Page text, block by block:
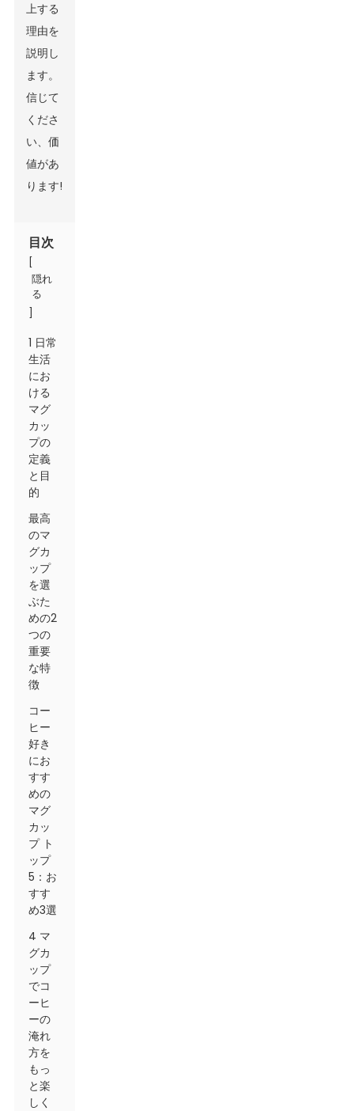
上する
理由を
説明し
ます。
信じて
くださ
い、価
値があ
ります!
目次
隠れ
る
1 日常
生活
にお
ける
マグ
カッ
プの
定義
と目
的
最高
のマ
グカ
ップ
を選
ぶた
めの2
つの
重要
な特
徴
コー
ヒー
好き
にお
すす
めの
マグ
カッ
プ ト
ップ
5：お
すす
め3選
4 マ
グカ
ップ
でコ
ーヒ
ーの
淹れ
方を
もっ
と楽
しく